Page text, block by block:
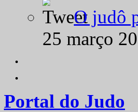
O judô
25 março
Portal do Judo